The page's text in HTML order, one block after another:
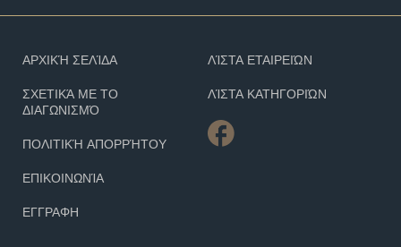
ΑΡΧΙΚΉ ΣΕΛΊΔΑ
ΣΧΕΤΙΚΆ ΜΕ ΤΟ
ΔΙΑΓΩΝΙΣΜΌ
ΠΟΛΙΤΙΚΉ ΑΠΟΡΡΉΤΟΥ
ΕΠΙΚΟΙΝΩΝΊΑ
ΕΓΓΡΑΦΗ
ΛΊΣΤΑ ΕΤΑΙΡΕΙΏΝ
ΛΊΣΤΑ ΚΑΤΗΓΟΡΙΏΝ